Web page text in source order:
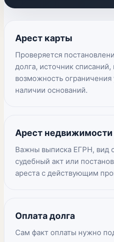
Арест карты
Проверяется
долга, источник
возможность
наличии оснований.
Арест недвижимости
Важны выписка ЕГРН, вид
судебный акт или
ареста с действующим
Оплата долга
Сам факт оплаты нужно